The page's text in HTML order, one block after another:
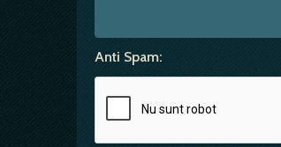
Anti Spam: